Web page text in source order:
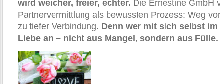
wird weicher, freier, echter. Die Ernestine GmbH
Partnervermittlung als bewussten Prozess: Weg
zu tiefer Verbindung. Denn wer mit sich selbst
Liebe an – nicht aus Mangel, sondern aus Fülle.